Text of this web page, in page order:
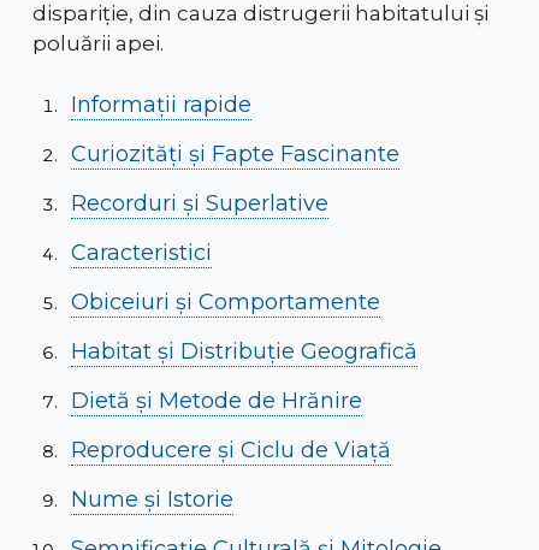
dispariție, din cauza distrugerii habitatului și
poluării apei.
Informații rapide
Curiozități și Fapte Fascinante
Recorduri și Superlative
Caracteristici
Obiceiuri și Comportamente
Habitat și Distribuție Geografică
Dietă și Metode de Hrănire
Reproducere și Ciclu de Viață
Nume și Istorie